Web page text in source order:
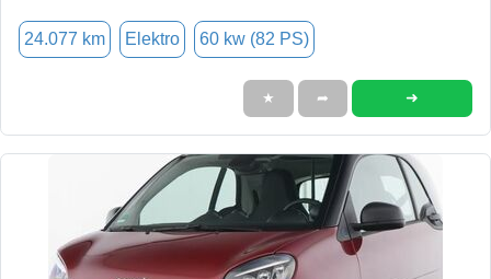
24.077 km Elektro 60 kw (82 PS)
★ ➦ ➜